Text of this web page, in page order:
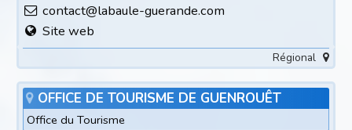
contact@labaule-guerande.com
Site web
Régional
OFFICE DE TOURISME DE GUENROUÊT
Office du Tourisme